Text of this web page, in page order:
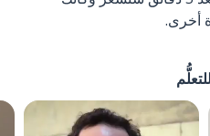
أخرى.